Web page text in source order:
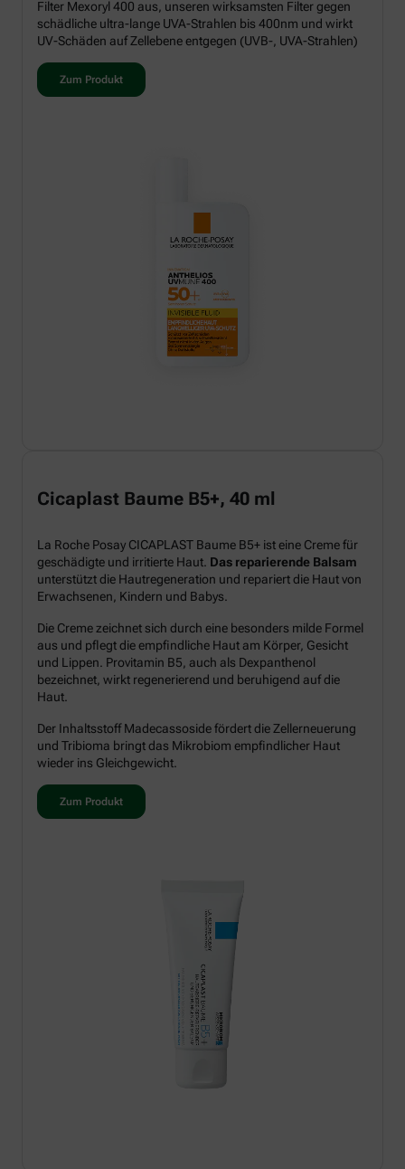
Filter Mexoryl 400 aus, unseren wirksamsten Filter gegen
schädliche ultra-lange UVA-Strahlen bis 400nm und wirkt
UV-Schäden auf Zellebene entgegen (UVB-, UVA-Strahlen)
Zum Produkt
Cicaplast Baume B5+, 40 ml
La Roche Posay CICAPLAST Baume B5+ ist eine Creme für
geschädigte und irritierte Haut. Das reparierende Balsam
unterstützt die Hautregeneration und repariert die Haut von
Erwachsenen, Kindern und Babys.
Die Creme zeichnet sich durch eine besonders milde Formel
aus und pflegt die empfindliche Haut am Körper, Gesicht
und Lippen. Provitamin B5, auch als Dexpanthenol
bezeichnet, wirkt regenerierend und beruhigend auf die
Haut.
Der Inhaltsstoff Madecassoside fördert die Zellerneuerung
und Tribioma bringt das Mikrobiom empfindlicher Haut
wieder ins Gleichgewicht.
Zum Produkt